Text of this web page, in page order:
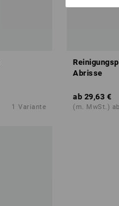
1 Variante
Abrisse
ab 29,63 €
(m. MwSt.)